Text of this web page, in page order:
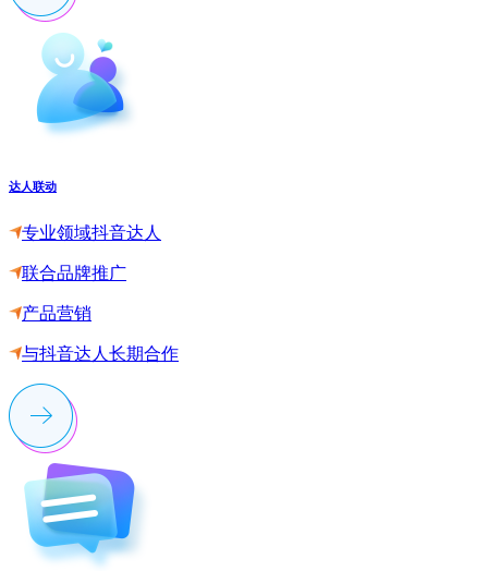
达人联动
专业领域抖音达人
联合品牌推广
产品营销
与抖音达人长期合作